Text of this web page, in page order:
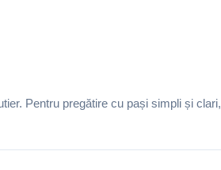
Pentru pregătire cu pași simpli și clari,